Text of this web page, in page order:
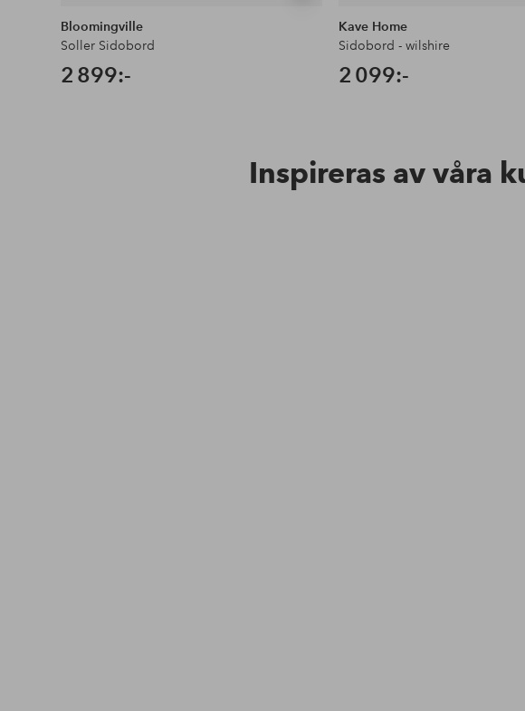
Bloomingville
Soller Sidobord
2 899:-
Kave Home
Sidobord - wilshire
2 099:-
Inspireras av våra